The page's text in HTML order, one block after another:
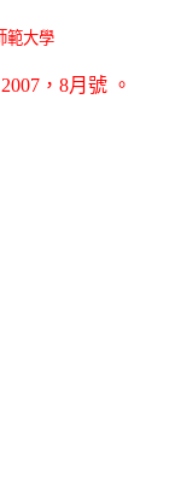
範大學
，8月號 。